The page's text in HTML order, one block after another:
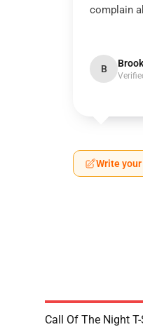
complain
B
Write
Call Of The Night